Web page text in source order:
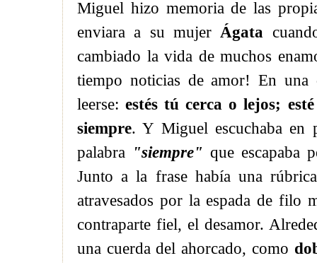
Miguel hizo memoria de las
enviara a su mujerÁgata
cambiado la vida de muchos
tiempo noticias de amor! En una
leerse:estés tú cerca o lejos;
siempre. Y Miguel escuchaba en
palabra "siempre" que escapaba
Junto a la frase había una
atravesados por la espada de filo
contraparte fiel, el desamor.
una cuerda del ahorcado, como